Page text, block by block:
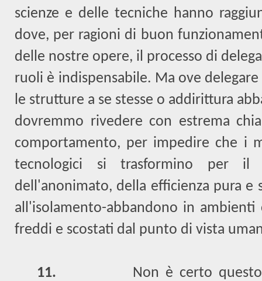
scienze e delle tecniche hanno
dove, per ragioni di buon
delle nostre opere, il processo di
ruoli è indispensabile. Ma ove
le strutture a se stesse o addirittura
dovremmo rivedere con estrema
comportamento, per impedire che i
tecnologici si trasformino per il
dell'anonimato, della efficienza pura e
all'isolamento-abbandono in ambienti
freddi e scostati dal punto di vista
11.
Non è certo